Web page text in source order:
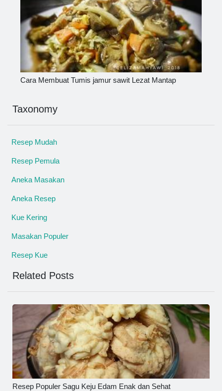
Cara Membuat Tumis jamur sawit Lezat Mantap
Taxonomy
Resep Mudah
Resep Pemula
Aneka Masakan
Aneka Resep
Kue Kering
Masakan Populer
Resep Kue
Related Posts
Resep Populer Sagu Keju Edam Enak dan Sehat